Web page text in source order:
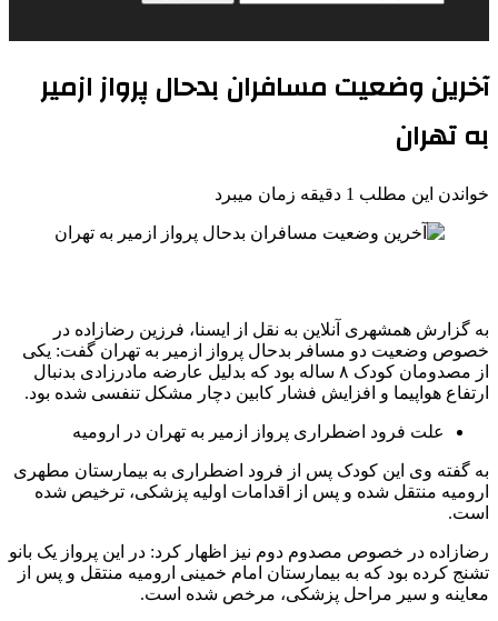
آخرین وضعیت مسافران بدحال پرواز ازمیر
به تهران
خواندن این مطلب 1 دقیقه زمان میبرد
به گزارش همشهری آنلاین به نقل از ایسنا، فرزین رضازاده در
خصوص وضعیت دو مسافر بدحال پرواز ازمیر به تهران گفت: یکی
از مصدومان کودک ۸ ساله بود که بدلیل عارضه مادرزادی بدنبال
ارتفاع هواپیما و افزایش فشار کابین دچار مشکل تنفسی شده بود.
علت فرود اضطراری پرواز ازمیر به تهران در ارومیه
به گفته وی این کودک پس از فرود اضطراری به بیمارستان مطهری
ارومیه منتقل شده و پس از اقدامات اولیه پزشکی، ترخیص شده
است.
رضازاده در خصوص مصدوم دوم نیز اظهار کرد: در این پرواز یک بانو
تشنج کرده بود که به بیمارستان امام خمینی ارومیه منتقل و پس از
معاینه و سیر مراحل پزشکی، مرخص شده است.